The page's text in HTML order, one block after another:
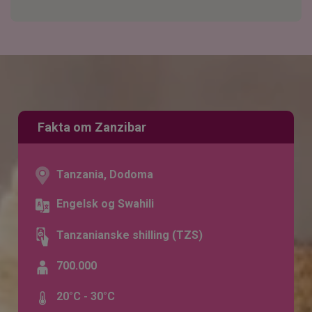
Fakta om Zanzibar
Tanzania, Dodoma
Engelsk og Swahili
Tanzanianske shilling (TZS)
700.000
20°C - 30°C